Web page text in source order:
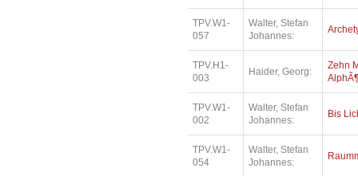
TPV.W1-
057
Walter, Stefan
Johannes:
TPV.H1-
003
Haider, Georg:
Zehn
TPV.W1-
002
Walter, Stefan
Johannes:
Bis
TPV.W1-
054
Walter, Stefan
Johannes: